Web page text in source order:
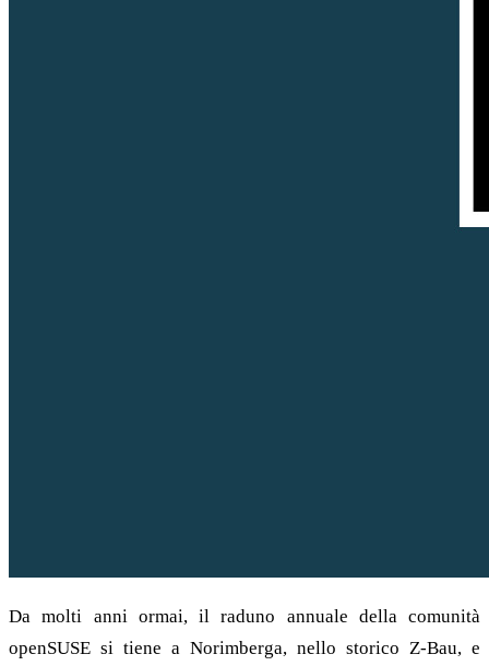
Da molti anni ormai, il raduno annuale della comunità
openSUSE si tiene a Norimberga, nello storico Z-Bau, e